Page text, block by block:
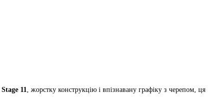
Stage 11
, жорстку конструкцію і впізнавану графіку з черепом, ця